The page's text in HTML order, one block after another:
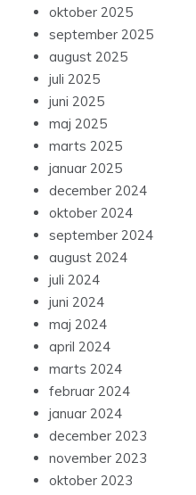
oktober 2025
september 2025
august 2025
juli 2025
juni 2025
maj 2025
marts 2025
januar 2025
december 2024
oktober 2024
september 2024
august 2024
juli 2024
juni 2024
maj 2024
april 2024
marts 2024
februar 2024
januar 2024
december 2023
november 2023
oktober 2023